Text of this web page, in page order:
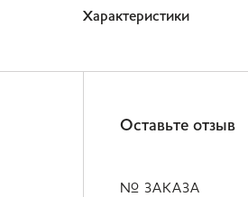
Характеристики
Оставьте отзыв
№ ЗАКАЗА